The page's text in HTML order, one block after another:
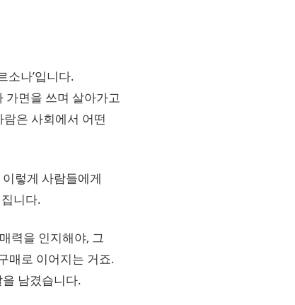
소나’입니다.
가면을 쓰며 살아가고
람은 사회에서 어떤
이렇게 사람들에게
니다.
력을 인지해야, 그
매로 이어지는 거죠.
남겼습니다.